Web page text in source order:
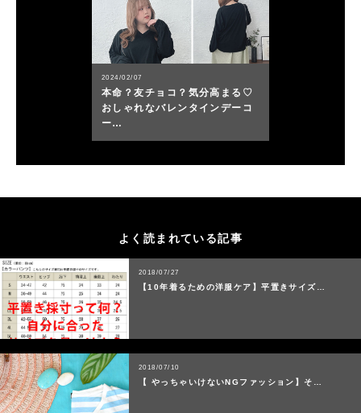
よく読まれている記事
2018/07/27
【10年着るための洋服ケア】平置きサイズ…
2018/07/10
【 やっちゃいけないNGファッション】そ…
2024/02/07
本命？友チョコ？気分高まる♡
おしゃれなバレンタインデーコ
ー…